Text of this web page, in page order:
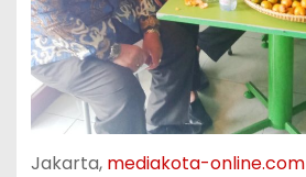
Jakarta, mediakota-online.com